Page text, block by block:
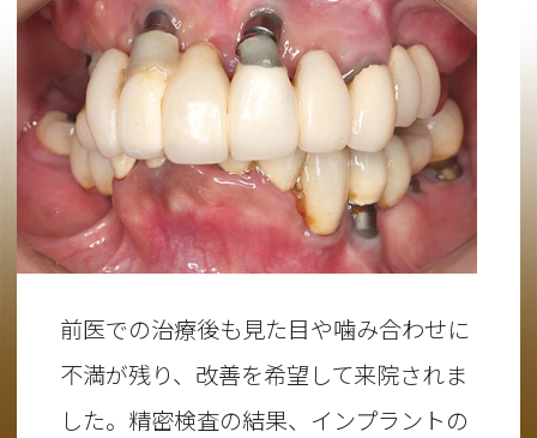
前医での治療後も見た目や噛み合わせに
不満が残り、改善を希望して来院されま
した。精密検査の結果、インプラントの